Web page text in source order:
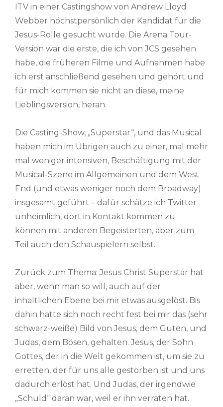
ITV in einer Castingshow von Andrew Lloyd
Webber höchstpersönlich der Kandidat für die
Jesus-Rolle gesucht wurde. Die Arena Tour-
Version war die erste, die ich von JCS gesehen
habe, die früheren Filme und Aufnahmen habe
ich erst anschließend gesehen und gehört und
für mich kommen sie nicht an diese, meine
Lieblingsversion, heran.
Die Casting-Show, „Superstar“, und das Musical
haben mich im Übrigen auch zu einer, mal mehr
mal weniger intensiven, Beschäftigung mit der
Musical-Szene im Allgemeinen und dem West
End (und etwas weniger noch dem Broadway)
insgesamt geführt – dafür schätze ich Twitter
unheimlich, dort in Kontakt kommen zu
können mit anderen Begeisterten, aber zum
Teil auch den Schauspielern selbst.
Zurück zum Thema: Jesus Christ Superstar hat
aber, wenn man so will, auch auf der
inhaltlichen Ebene bei mir etwas ausgelöst. Bis
dahin hatte sich noch recht fest bei mir das (sehr
schwarz-weiße) Bild von Jesus, dem Guten, und
Judas, dem Bösen, gehalten. Jesus, der Sohn
Gottes, der in die Welt gekommen ist, um sie zu
erretten, der für uns alle gestorben ist und uns
dadurch erlöst hat. Und Judas, der irgendwie
„Schuld“ daran war, weil er ihn verraten hat.